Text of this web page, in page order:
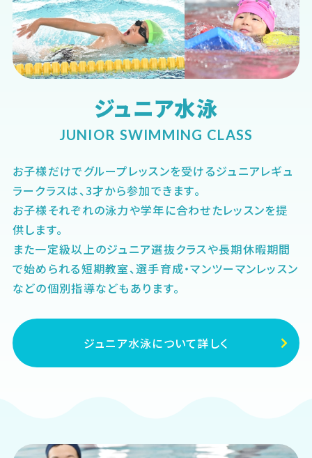
ジュニア水泳
JUNIOR SWIMMING CLASS
お子様だけでグループレッスンを受けるジュニアレギュ
ラークラスは、3才から参加できます。
お子様それぞれの泳力や学年に合わせたレッスンを提
供します。
また一定級以上のジュニア選抜クラスや長期休暇期間
で始められる短期教室、選手育成・マンツーマンレッスン
などの個別指導などもあります。
ジュニア水泳について詳しく